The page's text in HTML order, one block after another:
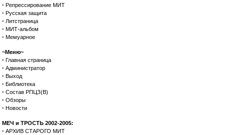
· Репрессирование МИТ
· Русская защита
· Литстраница
· МИТ-альбом
· Мемуарное
~Меню~
· Главная страница
· Администратор
· Выход
· Библиотека
· Состав РПЦЗ(В)
· Обзоры
· Новости
МЕЧ и ТРОСТЬ 2002-2005:
· АРХИВ СТАРОГО МИТ